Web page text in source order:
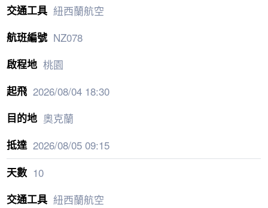
紐西蘭航空
NZ078
桃園
2026/08/04 18:30
奧克蘭
2026/08/05 09:15
10
紐西蘭航空